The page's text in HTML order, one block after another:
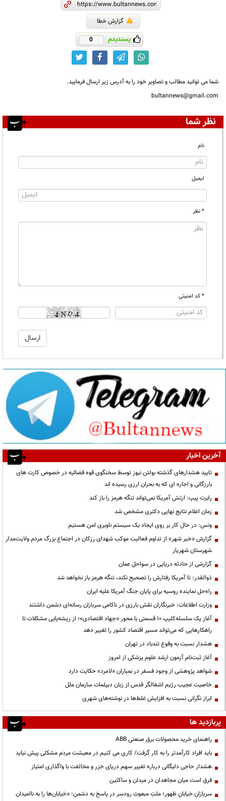
گزارش خطا
پسندیدم 0
شما می توانید مطالب و تصاویر خود را به آدرس زیر ارسال فرمایید.
bultannews@gmail.com
نظر شما
نام
ایمیل
* نظر
* کد امنیتی
آخرین اخبار
تایید هشدارهای گذشته بولتن نیوز توسط سخنگوی قوه قضائیه در خصوص کارت های
بارزگانی و اجاره ای که به بحران ارزی رسیده اند
رابرت پیپ: ارتش آمریکا نمی‌تواند تنگه هرمز را باز کند
زمان اعلام نتایج نهایی دکتری مشخص شد
ونس: در حال کار بر روی ایجاد یک سیستم ناوبری امن هستیم
گزارش «خبر شهر» از تداوم فعالیت موکب شهدای رزکان در اجتماع بزرگ مردم ولایت‌مدار
شهرستان شهریار
گزارشی از حادثه دریایی در سواحل عمان
ذوالقدر: تا آمریکا رفتارش را تصحیح نکند، تنگه هرمز باز نخواهد شد
راه‌حل نماینده روسیه برای پایان جنگ آمریکا علیه ایران
وزارت اطلاعات: خبرنگاران نقش بارزی در ناکامی سربازان رسانه‌ای دشمن داشتند
آغاز یک سلسله‌کلیپ ۱۰ قسمتی با محور «جهاد اقتصادی»؛ از ریشه‌یابی مشکلات تا
راهکارهایی که می‌تواند مسیر اقتصاد کشور را تغییر دهد
هشدار نسبت به وقوع تندباد در تهران
آغاز ثبت‌نام آزمون ارشد علوم پزشکی از امروز
شواهد پژوهشی از وجود فسفر در بمباران «لامرد» حکایت دارد
خاصیت عجیب رژیم اشغالگر قدس از زبان دیپلمات سازمان ملل
ابراز نگرانی نسبت به افزایش غلط‌ها در نوشته‌های شهری
پربازدید ها
راهنمای خرید محصولات برق صنعتی ABB
باید افراد کارآمدتر را به کار گرفت/ کاری می کنیم در معیشت مردم مشکلی پیش نیاید
هشدار حاجی دلیگانی درباره تغییر سهم دریای خزر و مخالفت با واگذاری امتیاز
فرق است میان مجاهدان در میدان و ساکتین
سربازانِ خیابانِ ظهور؛ ملتِ مبعوثِ رودسر در پاسخ به دشمن: «خیابان‌ها را به ناامیدان